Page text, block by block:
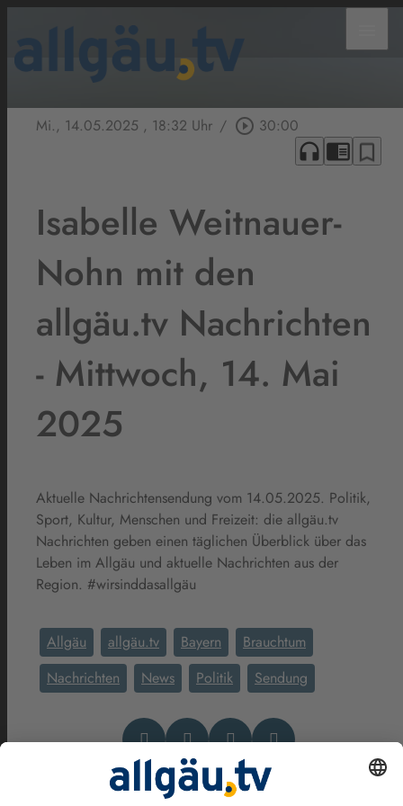
Mi., 14.05.2025 , 18:32 Uhr / play_circle_outline 30:00
headphones chrome_reader_mode bookmark_border
Isabelle Weitnauer-
Nohn mit den
allgäu.tv Nachrichten
- Mittwoch, 14. Mai
2025
Aktuelle Nachrichtensendung vom 14.05.2025. Politik,
Sport, Kultur, Menschen und Freizeit: die allgäu.tv
Nachrichten geben einen täglichen Überblick über das
Leben im Allgäu und aktuelle Nachrichten aus der
Region. #wirsinddasallgäu
Allgäu allgäu.tv Bayern
Brauchtum
Nachrichten
News Politik Sendung